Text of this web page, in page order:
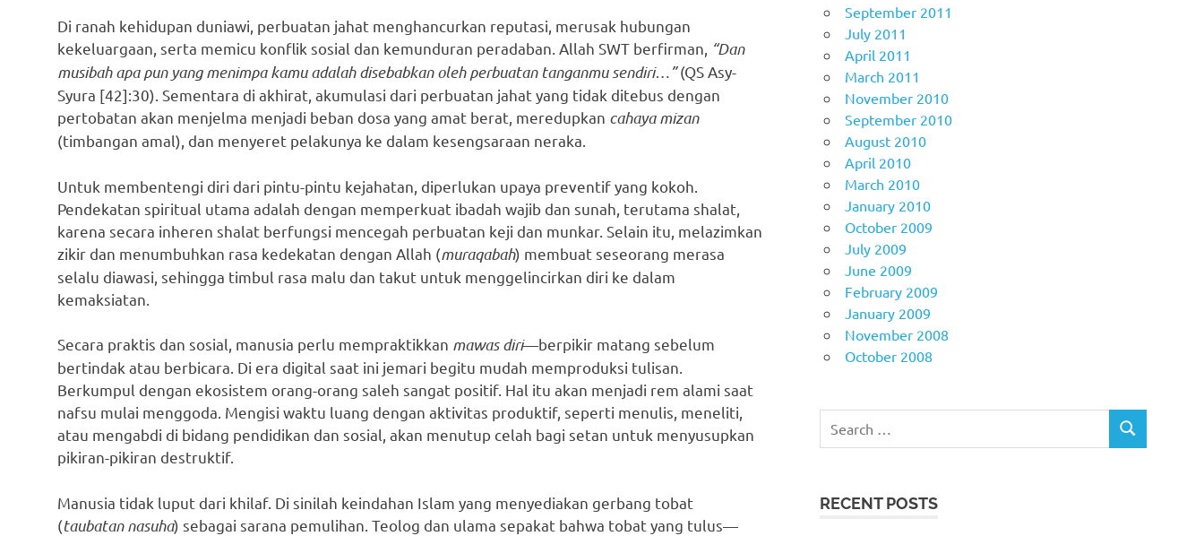
Di ranah kehidupan duniawi, perbuatan jahat menghancurkan reputasi, merusak hubungan
kekeluargaan, serta memicu konflik sosial dan kemunduran peradaban. Allah SWT berfirman, “Dan
musibah apa pun yang menimpa kamu adalah disebabkan oleh perbuatan tanganmu sendiri…”(QS Asy-
Syura [42]:30). Sementara di akhirat, akumulasi dari perbuatan jahat yang tidak ditebus dengan
pertobatan akan menjelma menjadi beban dosa yang amat berat, meredupkan cahaya mizan
(timbangan amal), dan menyeret pelakunya ke dalam kesengsaraan neraka.
Untuk membentengi diri dari pintu-pintu kejahatan, diperlukan upaya preventif yang kokoh.
Pendekatan spiritual utama adalah dengan memperkuat ibadah wajib dan sunah, terutama shalat,
karena secara inheren shalat berfungsi mencegah perbuatan keji dan munkar. Selain itu, melazimkan
zikir dan menumbuhkan rasa kedekatan dengan Allah (muraqabah) membuat seseorang merasa
selalu diawasi, sehingga timbul rasa malu dan takut untuk menggelincirkan diri ke dalam
kemaksiatan.
Secara praktis dan sosial, manusia perlu mempraktikkan mawas diri—berpikir matang sebelum
bertindak atau berbicara. Di era digital saat ini jemari begitu mudah memproduksi tulisan.
Berkumpul dengan ekosistem orang-orang saleh sangat positif. Hal itu akan menjadi rem alami saat
nafsu mulai menggoda. Mengisi waktu luang dengan aktivitas produktif, seperti menulis, meneliti,
atau mengabdi di bidang pendidikan dan sosial, akan menutup celah bagi setan untuk menyusupkan
pikiran-pikiran destruktif.
Manusia tidak luput dari khilaf. Di sinilah keindahan Islam yang menyediakan gerbang tobat
(taubatan nasuha) sebagai sarana pemulihan. Teolog dan ulama sepakat bahwa tobat yang tulus—
September 2011
July 2011
April 2011
March 2011
November 2010
September 2010
August 2010
April 2010
March 2010
January 2010
October 2009
July 2009
June 2009
February 2009
January 2009
November 2008
October 2008
for:
SEARCH
RECENT POSTS